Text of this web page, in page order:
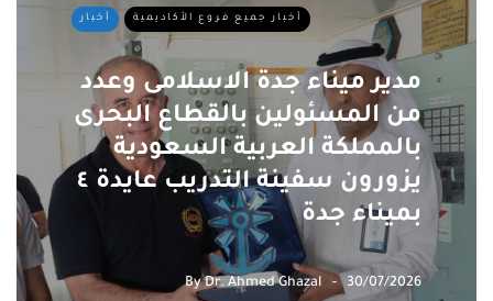
أخبار أخبار جميع فروع الأكاديمية
مدير ميناء جدة الاسلامى وعدد
من المسئولين بالقطاع البحرى
بالمملكة العربية السعودية
يزورون سفينة التدريب عايدة ٤
بميناء جدة
ByDr. Ahmed Ghazal 30/07/2026